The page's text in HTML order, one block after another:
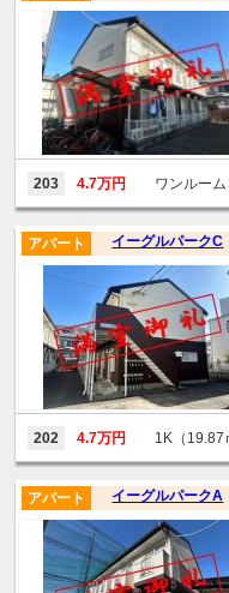
203 4.7万円 ワンルーム
イーグルパークC
アパート
202 4.7万円 1K（19.87
イーグルパークA
アパート